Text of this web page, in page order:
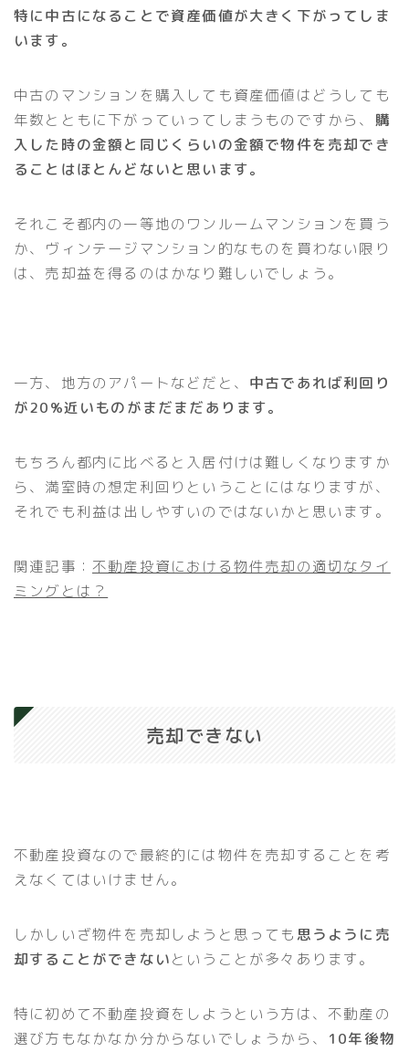
特に中古になることで資産価値が大きく下がってしま
います。
中古のマンションを購入しても資産価値はどうしても
年数とともに下がっていってしまうものですから、 購
入した時の金額と同じくらいの金額で物件を売却でき
ることはほとんどないと思います。
それこそ都内の一等地のワンルームマンションを買う
か、ヴィンテージマンション的なものを買わない限り
は、売却益を得るのはかなり難しいでしょう。
一方、地方のアパートなどだと、 中古であれば利回り
が20%近いものがまだまだあります。
もちろん都内に比べると入居付けは難しくなりますか
ら、満室時の想定利回りということにはなりますが、
それでも利益は出しやすいのではないかと思います。
関連記事： 不動産投資における物件売却の適切なタイ
ミングとは？
売却できない
不動産投資なので最終的には物件を売却することを考
えなくてはいけません。
しかしいざ物件を売却しようと思っても 思うように売
却することができないということが多々あります。
特に初めて不動産投資をしようという方は、不動産の
選び方もなかなか分からないでしょうから、 10年後物